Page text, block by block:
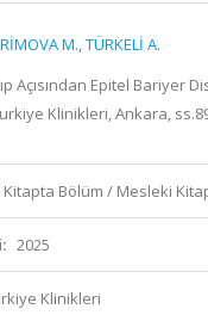
M.,TÜRKELİ A.
Açısından Epitel Bariyer
Klinikleri, Ankara,
Kitapta Bölüm / Mesleki
2025
Klinikleri